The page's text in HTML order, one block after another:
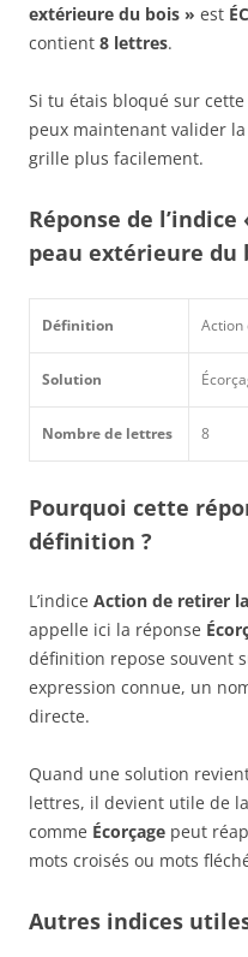
extérieure du bois » est
contient 8 lettres.
Si tu étais bloqué sur
peux maintenant valider
grille plus facilement.
Réponse de
peau extérieure du
Définition Action
Solution
Nombre de lettres 8
Pourquoi cette
définition ?
L’indice Action de retirer
appelle ici la réponse
définition repose souvent
expression connue, un
directe.
Quand une solution
lettres, il devient utile de
comme Écorçage peut
mots croisés ou mots
Autres indices